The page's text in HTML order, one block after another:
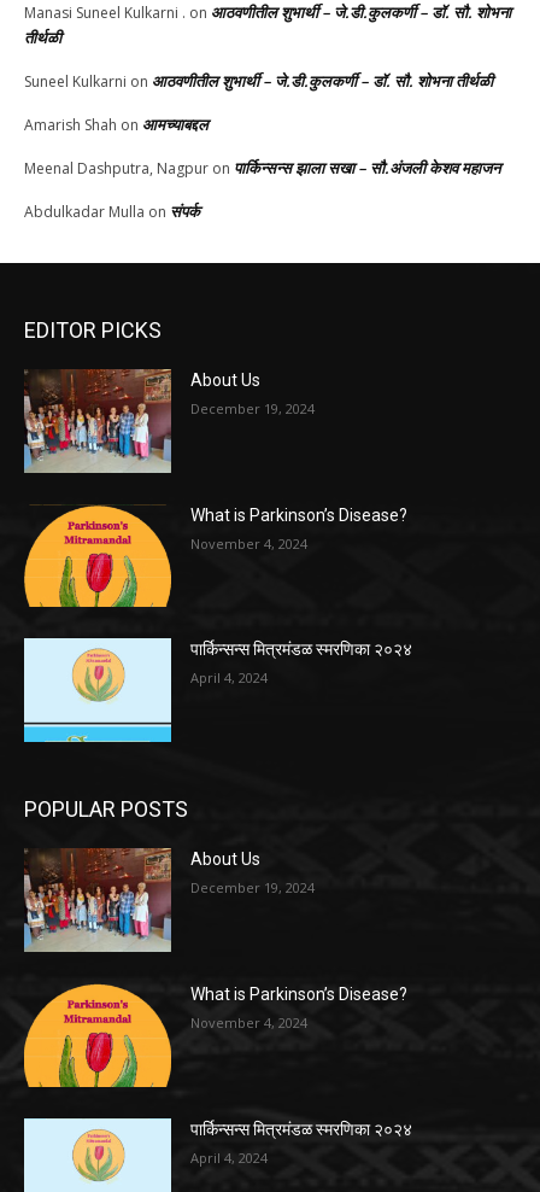
Manasi Suneel Kulkarni . on आठवणीतील शुभार्थी – जे.डी.कुलकर्णी – डॉ. सौ. शोभना
तीर्थळी
Suneel Kulkarni on आठवणीतील शुभार्थी – जे.डी.कुलकर्णी – डॉ. सौ. शोभना तीर्थळी
Amarish Shah on आमच्याबद्दल
Meenal Dashputra, Nagpur on पार्किन्सन्स झाला सखा – सौ.अंजली केशव महाजन
Abdulkadar Mulla on संपर्क
EDITOR PICKS
About Us
December 19, 2024
What is Parkinson’s Disease?
November 4, 2024
पार्किन्सन्स मित्रमंडळ स्मरणिका २०२४
April 4, 2024
POPULAR POSTS
About Us
December 19, 2024
What is Parkinson’s Disease?
November 4, 2024
पार्किन्सन्स मित्रमंडळ स्मरणिका २०२४
April 4, 2024